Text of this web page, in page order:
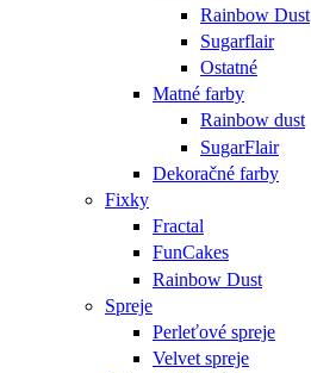
Rainbow Dust
Sugarflair
Ostatné
Matné farby
Rainbow dust
SugarFlair
Dekoračné farby
Fixky
Fractal
FunCakes
Rainbow Dust
Spreje
Perleťové spreje
Velvet spreje